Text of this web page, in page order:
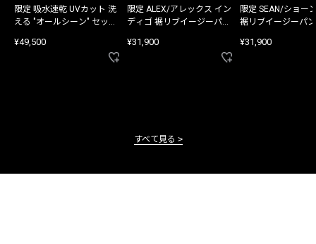
限定 吸水速乾 UVカット 洗
える "オールシーン" セット
¥49,500
限定 ALEX/アレックス イン
ディゴ 裾リブイージーパン
¥31,900
限定 SEAN/ショー
裾リブイージーパ
¥31,900
すべて見る